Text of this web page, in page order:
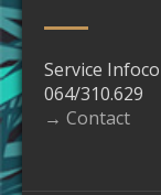
Service
064/310.629
→ Contact